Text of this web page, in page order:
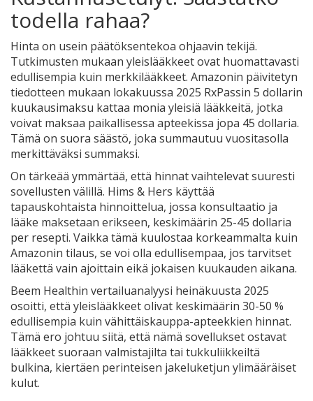
todella rahaa?
Hinta on usein päätöksentekoa ohjaavin tekijä.
Tutkimusten mukaan yleislääkkeet ovat huomattavasti
edullisempia kuin merkkilääkkeet. Amazonin päivitetyn
tiedotteen mukaan lokakuussa 2025 RxPassin 5 dollarin
kuukausimaksu kattaa monia yleisiä lääkkeitä, jotka
voivat maksaa paikallisessa apteekissa jopa 45 dollaria.
Tämä on suora säästö, joka summautuu vuositasolla
merkittäväksi summaksi.
On tärkeää ymmärtää, että hinnat vaihtelevat suuresti
sovellusten välillä. Hims & Hers käyttää
tapauskohtaista hinnoittelua, jossa konsultaatio ja
lääke maksetaan erikseen, keskimäärin 25-45 dollaria
per resepti. Vaikka tämä kuulostaa korkeammalta kuin
Amazonin tilaus, se voi olla edullisempaa, jos tarvitset
lääkettä vain ajoittain eikä jokaisen kuukauden aikana.
Beem Healthin vertailuanalyysi heinäkuusta 2025
osoitti, että yleislääkkeet olivat keskimäärin 30-50 %
edullisempia kuin vähittäiskauppa-apteekkien hinnat.
Tämä ero johtuu siitä, että nämä sovellukset ostavat
lääkkeet suoraan valmistajilta tai tukkuliikkeiltä
bulkina, kiertäen perinteisen jakeluketjun ylimääräiset
kulut.